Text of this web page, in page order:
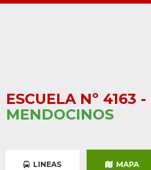
ESCUELA Nº 4163 -
MENDOCINOS
LINEAS MAPA